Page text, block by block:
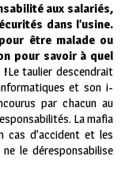
aux salariés,
dans l’usine.
être malade ou
pour savoir à quel
!Le taulier descendrait
et son i-
par chacun au
La mafia
cas d’accident et les
le déresponsabilise